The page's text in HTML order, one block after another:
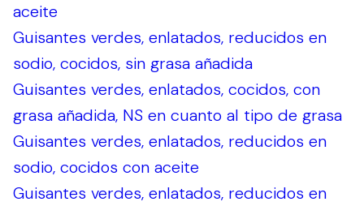
aceite
Guisantes verdes, enlatados, reducidos en
sodio, cocidos, sin grasa añadida
Guisantes verdes, enlatados, cocidos, con
grasa añadida, NS en cuanto al tipo de grasa
Guisantes verdes, enlatados, reducidos en
sodio, cocidos con aceite
Guisantes verdes, enlatados, reducidos en